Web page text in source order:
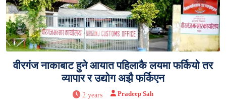
वीरगंज नाकाबाट हुने आयात पहिलाकै लयमा फर्कियो तर
व्यापार र उद्योग अझै फर्किएन
2 years Pradeep Sah